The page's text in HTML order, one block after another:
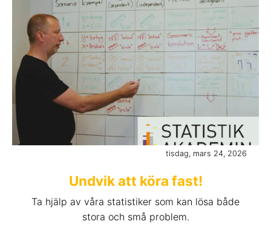
tisdag, mars 24, 2026
Undvik att köra fast!
Ta hjälp av våra statistiker som kan lösa både
stora och små problem.